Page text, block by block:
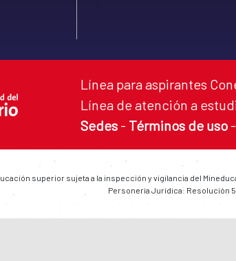
Línea para aspirantes
Línea de atención a
Sedes - Términos de uso -
superior sujeta a la inspección y vigilancia del
Personería Jurídica: Resolución